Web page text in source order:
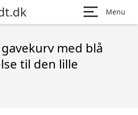
Menu
med blå
til den lille